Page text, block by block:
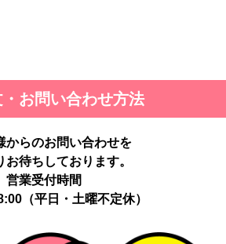
・お問い合わせ方法
からのお問い合わせを
お待ちしております。
営業受付時間
（平日・土曜不定休）